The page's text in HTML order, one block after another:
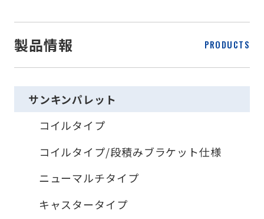
製品情報 PRODUCTS
サンキンパレット
コイルタイプ
コイルタイプ/段積みブラケット仕様
ニューマルチタイプ
キャスタータイプ